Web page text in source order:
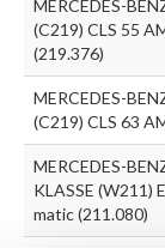
MERCEDES-
(C219) CLS 55
(219.376)
MERCEDES-
(C219) CLS 63
MERCEDES-
KLASSE (W211)
matic (211.080)